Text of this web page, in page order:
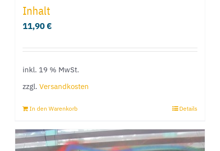
Inhalt
11,90€
inkl. 19 % MwSt.
zzgl. Versandkosten
In den Warenkorb Details